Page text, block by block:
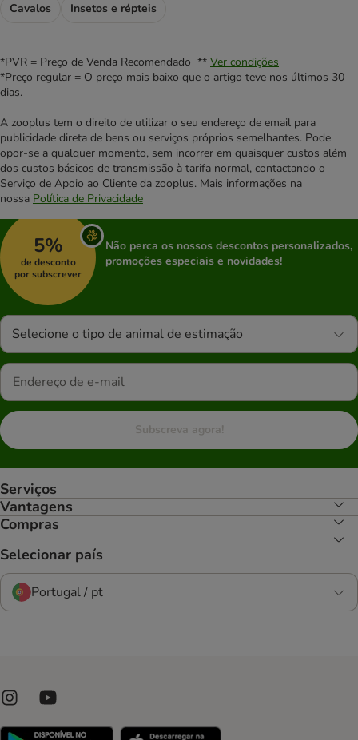
Cavalos
Insetos e répteis
*PVR = Preço de Venda Recomendado ** Ver condições
*Preço regular = O preço mais baixo que o artigo teve nos últimos 30
dias.
A zooplus tem o direito de utilizar o seu endereço de email para
publicidade direta de bens ou serviços próprios semelhantes. Pode
opor-se a qualquer momento, sem incorrer em quaisquer custos além
dos custos básicos de transmissão à tarifa normal, contactando o
Serviço de Apoio ao Cliente da zooplus. Mais informações na
nossa Política de Privacidade
5%
de desconto
por subscrever
Não perca os nossos descontos personalizados,
promoções especiais e novidades!
Selecione o tipo de animal de estimação
Subscreva agora!
Serviços
Vantagens
Compras
Selecionar país
Portugal / pt